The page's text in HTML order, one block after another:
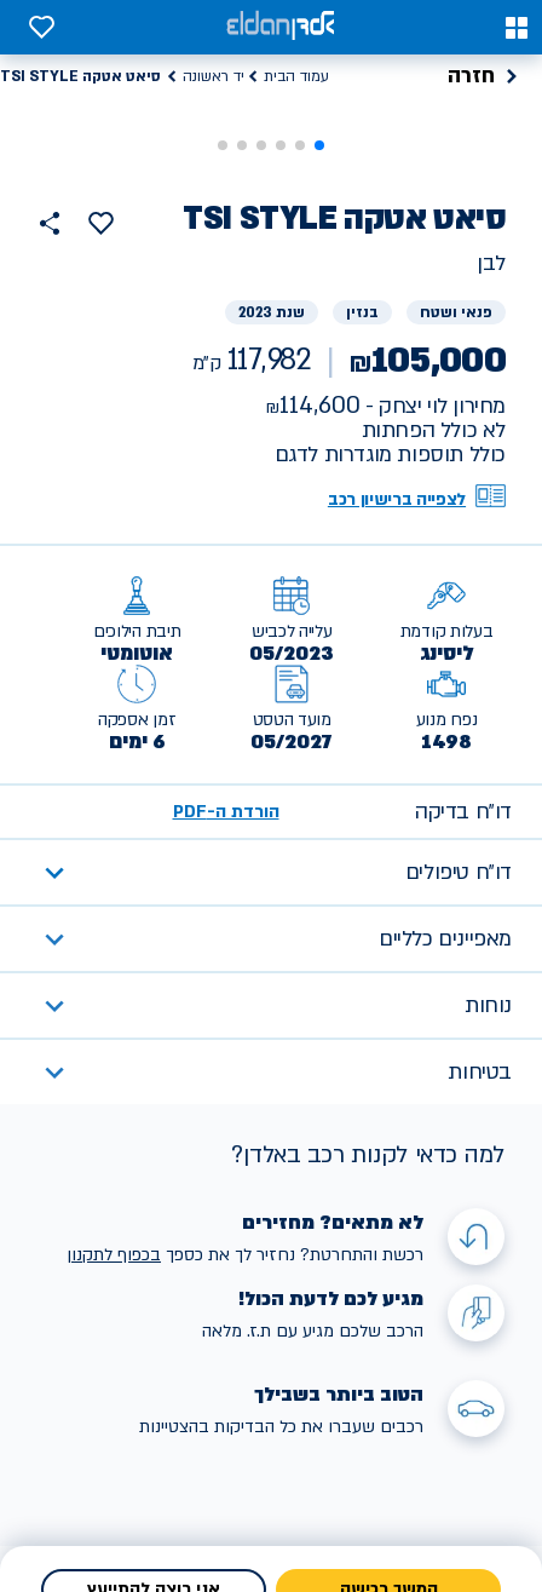
0
0
חזרה עמוד הבית יד ראשונה סיאט אטקה TSI STYLE
רכב
יד
סיאטאטקה TSI STYLE
117982
הוסף
למועדפים
לבן
פנאי ושטח בנזין שנת 2023
₪105,000
117,982 ק"מ
מחירון לוי יצחק - 114,600
לא כולל הפחתות
כולל תוספות מוגדרות לדגם
לצפייה ברישיון רכב
בעלות קודמת
ליסינג
עלייה לכביש
05/2023
תיבת הילוכים
אוטומטי
נפח מנוע
1498
מועד הטסט
05/2027
זמן אספקה
6 ימים
דו״ח בדיקה הורדת ה-PDF
דו״ח טיפולים
מאפיינים כלליים
נוחות
בטיחות
למה כדאי לקנות רכב באלדן?
לא מתאים? מחזירים
רכשת והתחרטת? נחזיר לך את כספך בכפוף לתקנון
מגיע לכם לדעת הכול!
הרכב שלכם מגיע עם ת.ז. מלאה
הטוב ביותר בשבילך
רכבים שעברו את כל הבדיקות בהצטיינות